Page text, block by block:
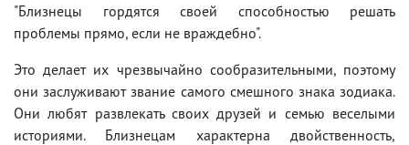
"Близнецы гордятся своей способностью решать
проблемы прямо, если не враждебно".
Это делает их чрезвычайно сообразительными, поэтому
они заслуживают звание самого смешного знака зодиака.
Они любят развлекать своих друзей и семью веселыми
историями. Близнецам характерна двойственность,